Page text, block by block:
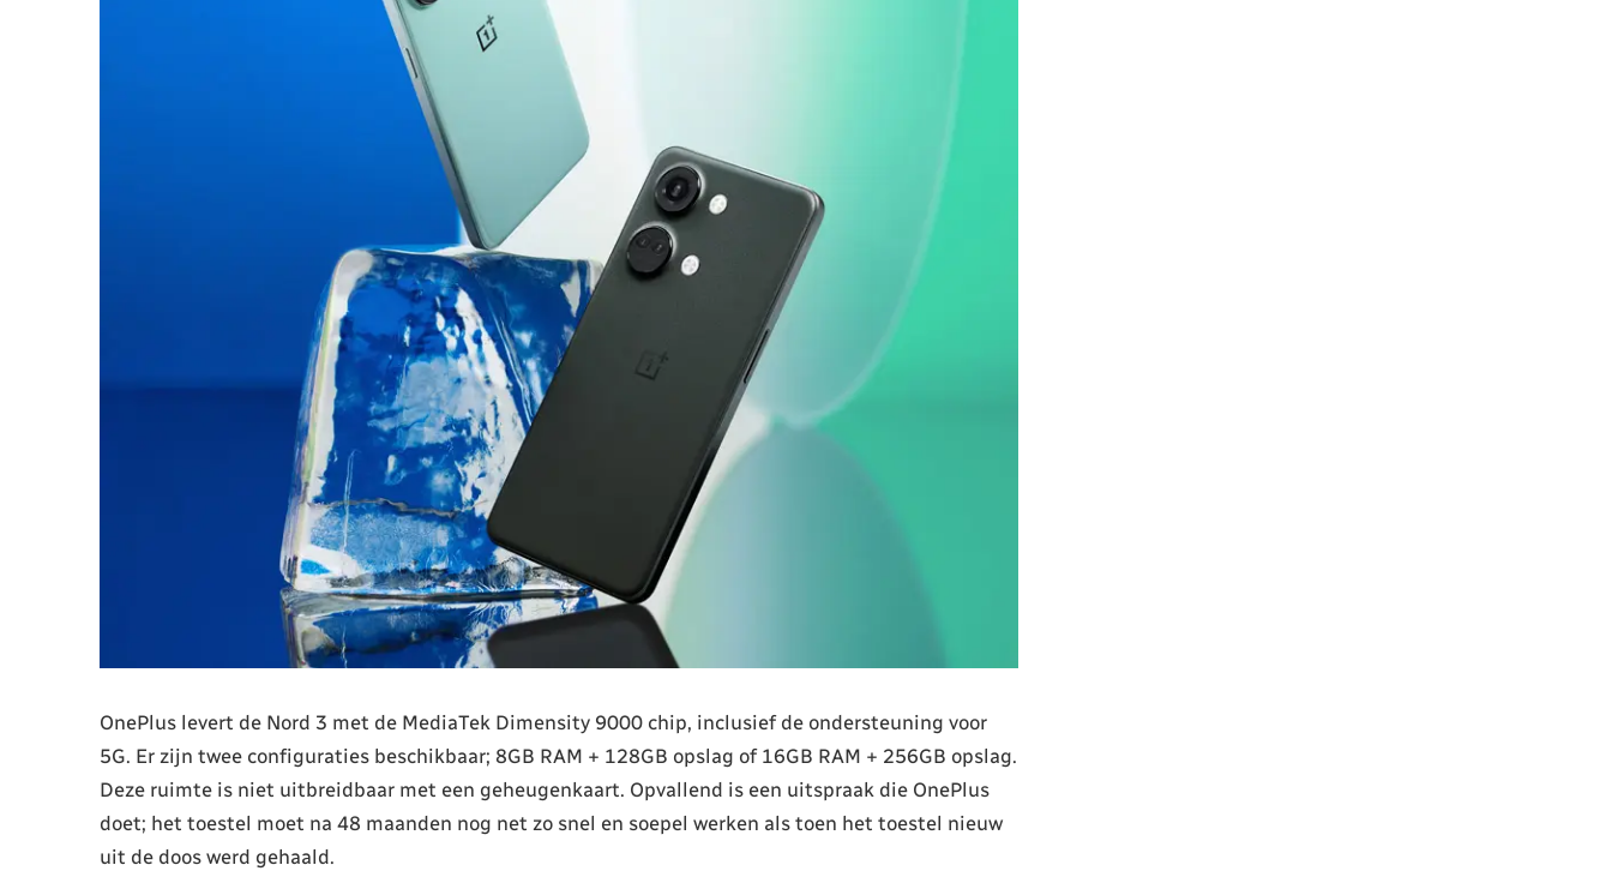
OnePlus levert de Nord 3 met de MediaTek Dimensity 9000 chip, inclusief de ondersteuning voor
5G. Er zijn twee configuraties beschikbaar; 8GB RAM + 128GB opslag of 16GB RAM + 256GB opslag.
Deze ruimte is niet uitbreidbaar met een geheugenkaart. Opvallend is een uitspraak die OnePlus
doet; het toestel moet na 48 maanden nog net zo snel en soepel werken als toen het toestel nieuw
uit de doos werd gehaald.